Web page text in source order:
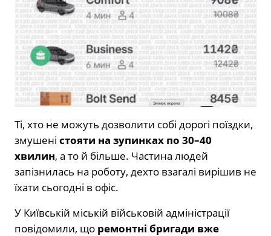
Ті, хто не можуть дозволити собі дорогі поїздки,
змушені стояти на зупинках по 30–40
хвилин, а то й більше. Частина людей
запізнилась на роботу, дехто взагалі вирішив не
їхати сьогодні в офіс.
У Київській міській військовій адміністрації
повідомили, що ремонтні бригади вже